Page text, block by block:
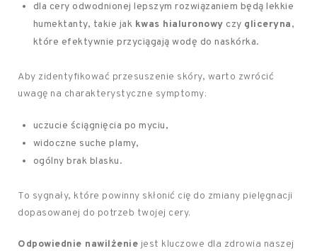
dla cery odwodnionej lepszym rozwiązaniem będą lekkie
humektanty, takie jak kwas hialuronowy czy gliceryna,
które efektywnie przyciągają wodę do naskórka.
Aby zidentyfikować przesuszenie skóry, warto zwrócić
uwagę na charakterystyczne symptomy:
uczucie ściągnięcia po myciu,
widoczne suche plamy,
ogólny brak blasku.
To sygnały, które powinny skłonić cię do zmiany pielęgnacji
dopasowanej do potrzeb twojej cery.
Odpowiednie nawilżenie jest kluczowe dla zdrowia naszej